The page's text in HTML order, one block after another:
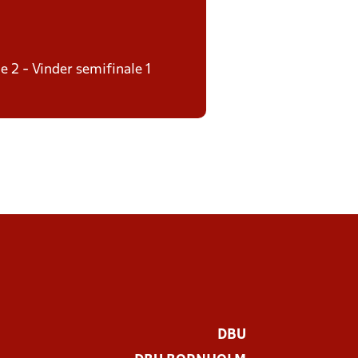
2 - Vinder semifinale 1
DBU